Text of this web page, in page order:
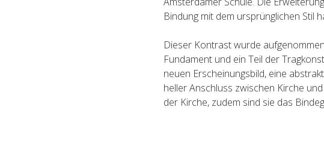
Bindung mit dem ursprünglichen Stil
Dieser Kontrast wurde
Fundament und ein Teil der
neuen Erscheinungsbild, eine
heller Anschluss zwischen Kirche
der Kirche, zudem sind sie das